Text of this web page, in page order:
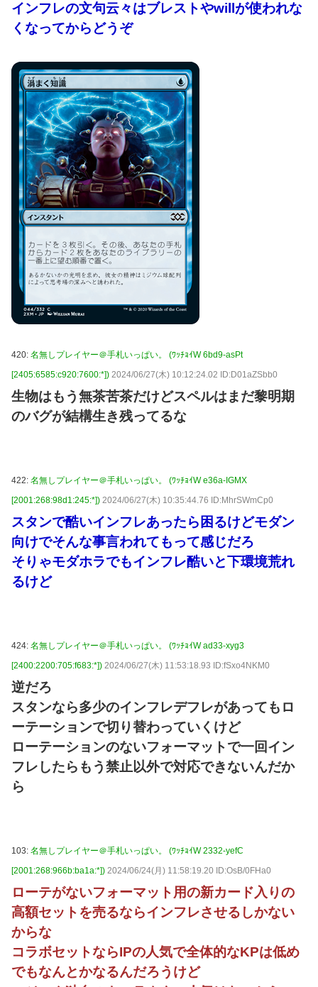
インフレの文句云々はブレストやwillが使われな
くなってからどうぞ
420: 名無しプレイヤー＠手札いっぱい。 (ﾜｯﾁｮｲW 6bd9-asPt
[2405:6585:c920:7600:*]) 2024/06/27(木) 10:12:24.02 ID:D01aZSbb0
生物はもう無茶苦茶だけどスペルはまだ黎明期
のバグが結構生き残ってるな
422: 名無しプレイヤー＠手札いっぱい。 (ﾜｯﾁｮｲW e36a-IGMX
[2001:268:98d1:245:*]) 2024/06/27(木) 10:35:44.76 ID:MhrSWmCp0
スタンで酷いインフレあったら困るけどモダン
向けでそんな事言われてもって感じだろ
そりゃモダホラでもインフレ酷いと下環境荒れ
るけど
424: 名無しプレイヤー＠手札いっぱい。 (ﾜｯﾁｮｲW ad33-xyg3
[2400:2200:705:f683:*]) 2024/06/27(木) 11:53:18.93 ID:fSxo4NKM0
逆だろ
スタンなら多少のインフレデフレがあってもロ
ーテーションで切り替わっていくけど
ローテーションのないフォーマットで一回イン
フレしたらもう禁止以外で対応できないんだか
ら
103: 名無しプレイヤー＠手札いっぱい。 (ﾜｯﾁｮｲW 2332-yefC
[2001:268:966b:ba1a:*]) 2024/06/24(月) 11:58:19.20 ID:OsB/0FHa0
ローテがないフォーマット用の新カード入りの
高額セットを売るならインフレさせるしかない
からな
コラボセットならIPの人気で全体的なKPは低め
でもなんとかなるんだろうけど